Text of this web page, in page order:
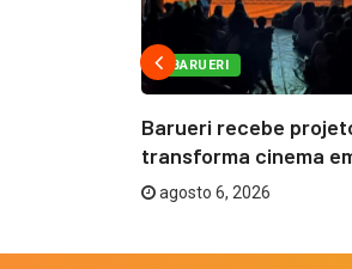
BARUERI
Barueri recebe
transforma cinema
agosto 6, 2026